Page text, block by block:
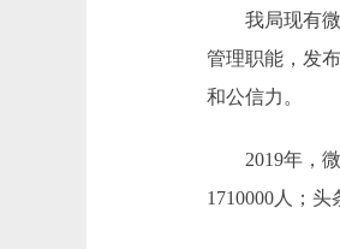
我局现有微
管理职能，发
和公信力。
2019年，微
1710000人；